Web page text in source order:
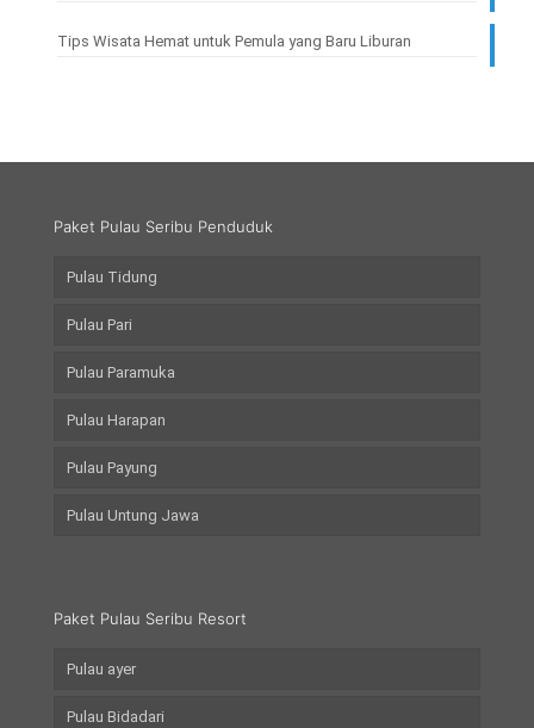
Tips Wisata Hemat untuk Pemula yang Baru Liburan
Paket Pulau Seribu Penduduk
Pulau Tidung
Pulau Pari
Pulau Paramuka
Pulau Harapan
Pulau Payung
Pulau Untung Jawa
Paket Pulau Seribu Resort
Pulau ayer
Pulau Bidadari